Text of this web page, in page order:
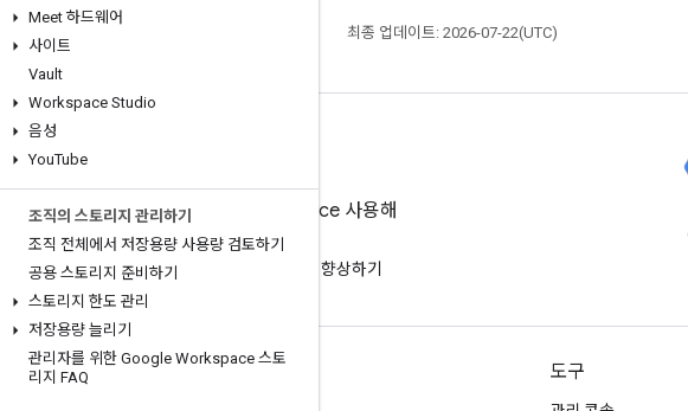
Meet 하드웨어
사이트
Vault
Workspace Studio
음성
YouTube
조직의 스토리지 관리하기
조직 전체에서 저장용량 사용량 검토하기
공용 스토리지 준비하기
스토리지 한도 관리
저장용량 늘리기
관리자를 위한 Google Workspace 스토
리지 FAQ
최종 업데이트: 2026-07-22(UTC)
Google Workspace 사용해
보기
AI로 무료로 생산성 향상하기
문서 및 교육 도구